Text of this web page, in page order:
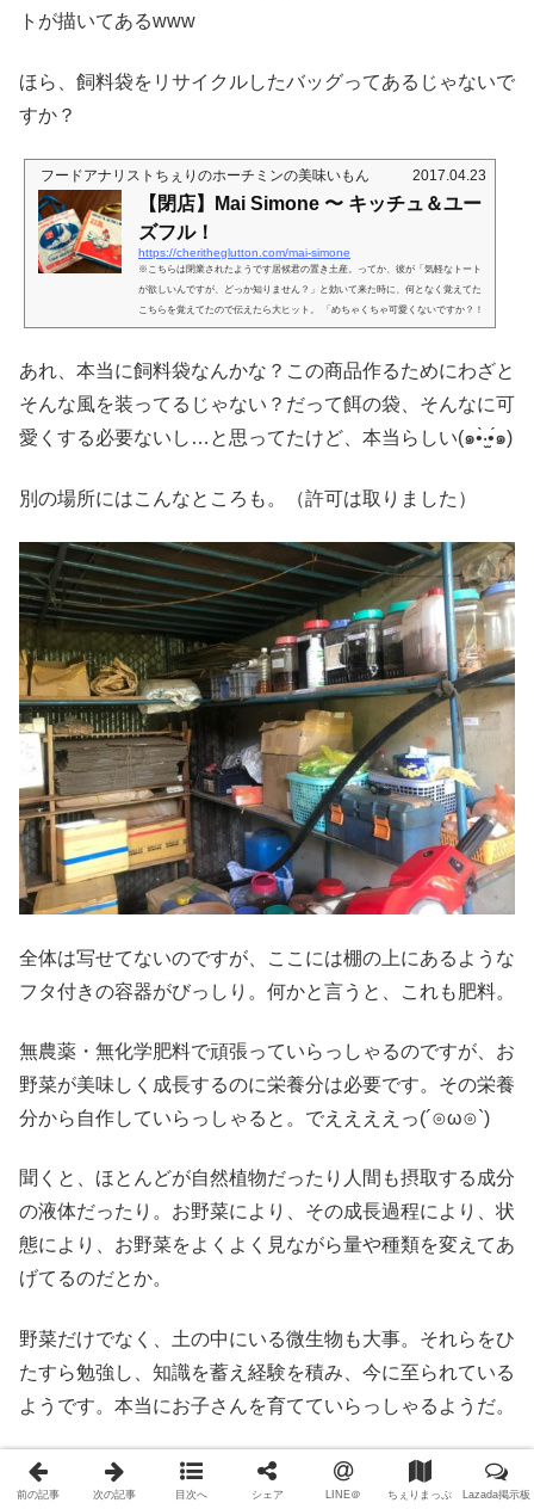
トが描いてあるwww
ほら、飼料袋をリサイクルしたバッグってあるじゃないで
すか？
フードアナリストちぇりのホーチミンの美味いもん 2017.04.23
【閉店】Mai Simone 〜 キッチュ＆ユー
ズフル！
https://cheritheglutton.com/mai-simone
※こちらは閉業されたようです居候君の置き土産。ってか、彼が「気軽なトート
が欲しいんですが、どっか知りません？」と効いて来た時に、何となく覚えてた
こちらを覚えてたので伝えたら大ヒット。 「めちゃくちゃ可愛くないですか？！
（≧∇≦）」と、トートバッグで喜んでいた君がとっても可愛いかったよ、居候君
したwと、私にも買って来てくれたの、このバッグ♪ おおっ、可愛い！！(((o(*ﾟ
あれ、本当に飼料袋なんかな？この商品作るためにわざと
そんな風を装ってるじゃない？だって餌の袋、そんなに可
愛くする必要ないし…と思ってたけど、本当らしい(๑•̀‧̫•́๑)
別の場所にはこんなところも。（許可は取りました）
全体は写せてないのですが、ここには棚の上にあるような
フタ付きの容器がびっしり。何かと言うと、これも肥料。
無農薬・無化学肥料で頑張っていらっしゃるのですが、お
野菜が美味しく成長するのに栄養分は必要です。その栄養
分から自作していらっしゃると。でええええっ(´⊙ω⊙`)
聞くと、ほとんどが自然植物だったり人間も摂取する成分
の液体だったり。お野菜により、その成長過程により、状
態により、お野菜をよくよく見ながら量や種類を変えてあ
げてるのだとか。
野菜だけでなく、土の中にいる微生物も大事。それらをひ
たすら勉強し、知識を蓄え経験を積み、今に至られている
ようです。本当にお子さんを育てていらっしゃるようだ。
出荷前にはこんなお手入れ
前の記事 次の記事 目次へ シェア LINE＠ ちぇりまっぷ Lazada掲示板